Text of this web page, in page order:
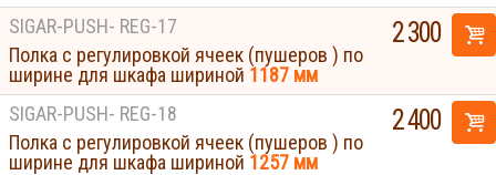
SIGAR-PUSH- REG-17
Полка с регулировкой ячеек (пушеров ) по
ширине для шкафа шириной 1187 мм
2 300
SIGAR-PUSH- REG-18
Полка с регулировкой ячеек (пушеров ) по
ширине для шкафа шириной 1257 мм
2 400